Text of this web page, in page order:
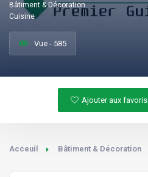
Bâtiment & Décoration
Cuisine
Vue - 585
Ajouter aux favoris
Acceuil Bâtiment & Décoration